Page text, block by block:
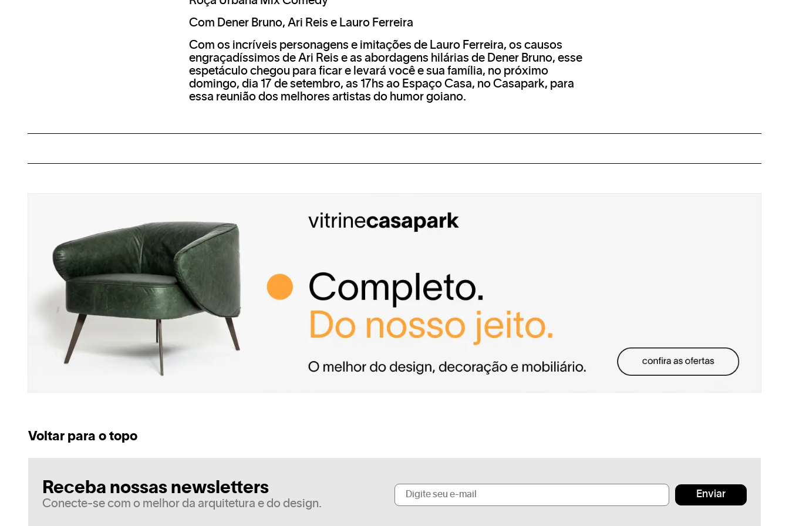
Com Dener Bruno, Ari Reis e Lauro Ferreira
Com os incríveis personagens e imitações de Lauro Ferreira, os causos
engraçadíssimos de Ari Reis e as abordagens hilárias de Dener Bruno, esse
espetáculo chegou para ficar e levará você e sua família, no próximo
domingo, dia 17 de setembro, as 17hs ao Espaço Casa, no Casapark, para
essa reunião dos melhores artistas do humor goiano.
Voltar para o topo
Receba nossas newsletters
Conecte-se com o melhor da arquitetura e do design.
Enviar